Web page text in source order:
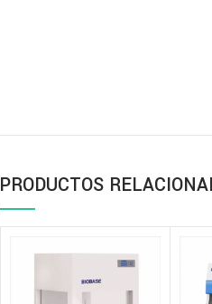
PRODUCTOS